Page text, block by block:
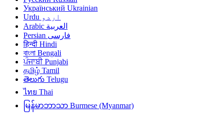
Український Ukrainian
اردو Urdu
العربية Arabic
فارسی Persian
हिन्दी Hindi
বাংলা Bengali
ਪੰਜਾਬੀ Punjabi
தமிழ் Tamil
తెలుగు Telugu
ไทย Thai
မြန်မာဘာသာ Burmese (Myanmar)